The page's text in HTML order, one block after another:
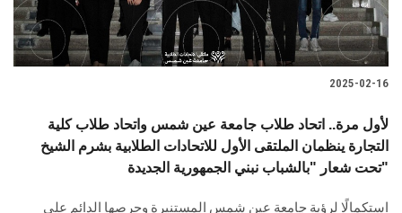
2025-02-16
لأول مرة.. اتحاد طلاب جامعة عين شمس واتحاد طلاب كلية
التجارة ينظمان الملتقى الأول للاتحادات الطلابية بشرم الشيخ
تحت شعار "بالشباب نبني الجمهورية الجديدة"
استكمالًا لرؤية جامعة عين شمس المستنيرة وحرصها الدائم على